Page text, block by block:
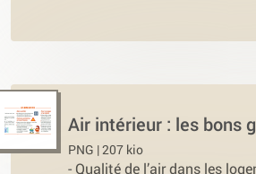
Air intérieur : les bons
PNG | 207 kio
- Qualité de l’air dans les